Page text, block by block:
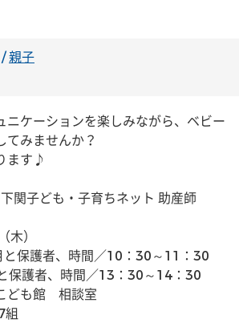
/親子
ニケーションを楽しみながら、ベビー
てみませんか？
ます♪
関子ども・子育ちネット 助産師
）
保護者、時間／10：30～11：30
保護者、時間／13：30～14：30
も館　相談室
組